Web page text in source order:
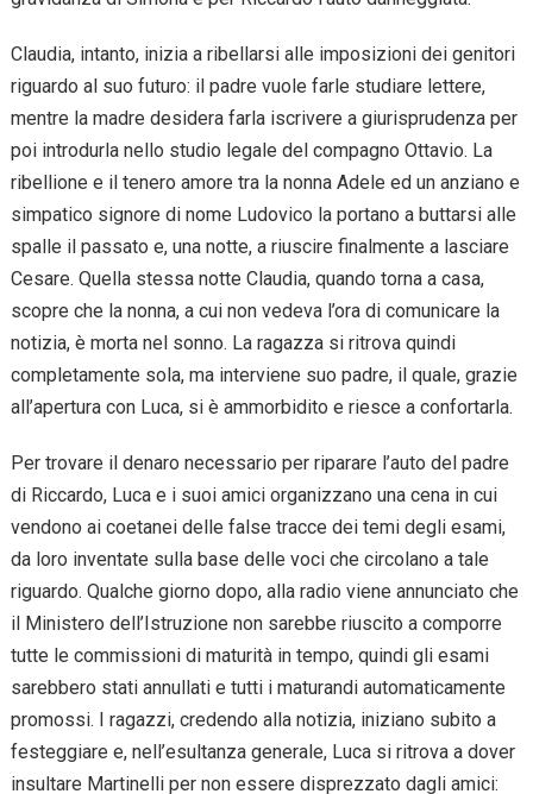
Claudia, intanto, inizia a ribellarsi alle imposizioni dei genitori
riguardo al suo futuro: il padre vuole farle studiare lettere,
mentre la madre desidera farla iscrivere a giurisprudenza per
poi introdurla nello studio legale del compagno Ottavio. La
ribellione e il tenero amore tra la nonna Adele ed un anziano e
simpatico signore di nome Ludovico la portano a buttarsi alle
spalle il passato e, una notte, a riuscire finalmente a lasciare
Cesare. Quella stessa notte Claudia, quando torna a casa,
scopre che la nonna, a cui non vedeva l’ora di comunicare la
notizia, è morta nel sonno. La ragazza si ritrova quindi
completamente sola, ma interviene suo padre, il quale, grazie
all’apertura con Luca, si è ammorbidito e riesce a confortarla.
Per trovare il denaro necessario per riparare l’auto del padre
di Riccardo, Luca e i suoi amici organizzano una cena in cui
vendono ai coetanei delle false tracce dei temi degli esami,
da loro inventate sulla base delle voci che circolano a tale
riguardo. Qualche giorno dopo, alla radio viene annunciato che
il Ministero dell’Istruzione non sarebbe riuscito a comporre
tutte le commissioni di maturità in tempo, quindi gli esami
sarebbero stati annullati e tutti i maturandi automaticamente
promossi. I ragazzi, credendo alla notizia, iniziano subito a
festeggiare e, nell’esultanza generale, Luca si ritrova a dover
insultare Martinelli per non essere disprezzato dagli amici: